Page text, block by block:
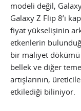
modeli değil,
Galaxy Z Flip 8’i
fiyat yükselişinin
etkenlerin
bir maliyet dökümü
bellek ve diğer
artışlarının,
etkilediği biliniyor.